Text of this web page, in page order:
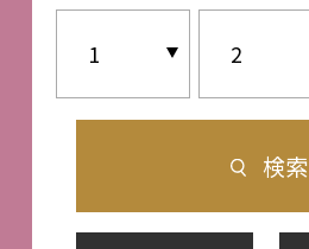
検索